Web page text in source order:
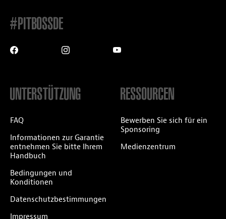
#PITBOSSDE
UNTERSTÜTZUNG
FAQ
Informationen zur Garantie
entnehmen Sie bitte Ihrem
Handbuch
Bedingungen und
Konditionen
Datenschutzbestimmungen
Impressum
RESSOURCEN
Bewerben Sie sich für ein
Sponsoring
Medienzentrum